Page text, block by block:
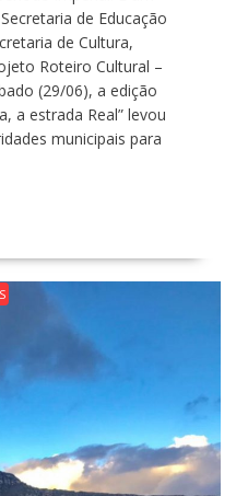
de Educação
de Cultura,
Roteiro Cultural –
(29/06), a edição
a estrada Real” levou
municipais para